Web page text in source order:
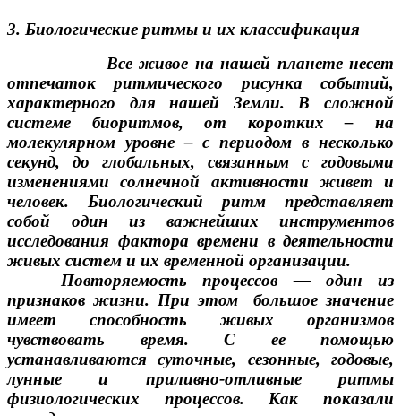
3. Биологические ритмы и их классификация
Все живое на нашей планете несет
отпечаток ритмического рисунка событий,
характерного для нашей Земли. В сложной
системе биоритмов, от коротких – на
молекулярном уровне – с периодом в несколько
секунд, до глобальных, связанным с годовыми
изменениями солнечной активности живет и
человек. Биологический ритм представляет
собой один из важнейших инструментов
исследования фактора времени в деятельности
живых систем и их временной организации.
Повторяемость процессов — один из
признаков жизни. При этом большое значение
имеет способность живых организмов
чувствовать время. С ее помощью
устанавливаются суточные, сезонные, годовые,
лунные и приливно-отливные ритмы
физиологических процессов. Как показали